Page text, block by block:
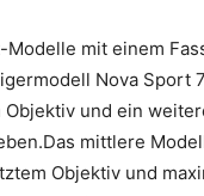
mit einem
Nova Sport
und ein
mittlere
Objektiv und